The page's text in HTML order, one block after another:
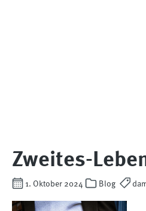
Zweites-
1. Oktober 2024 Blog